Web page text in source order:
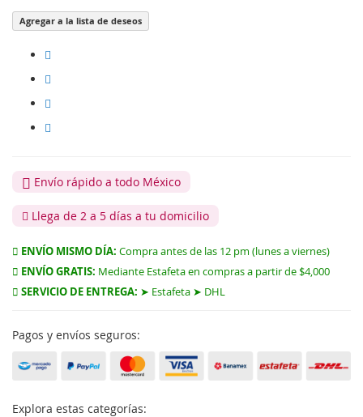
Agregar a la lista de deseos
Envío rápido a todo México
Llega de 2 a 5 días a tu domicilio
ENVÍO MISMO DÍA: Compra antes de las 12 pm (lunes a viernes)
ENVÍO GRATIS: Mediante Estafeta en compras a partir de $4,000
SERVICIO DE ENTREGA: ➤ Estafeta ➤ DHL
Pagos y envíos seguros:
Explora estas categorías: